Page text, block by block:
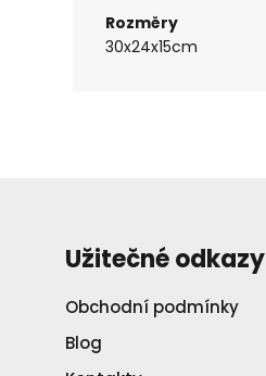
Rozměry
30x24x15cm
Užitečné odkazy
Obchodní podmínky
Blog